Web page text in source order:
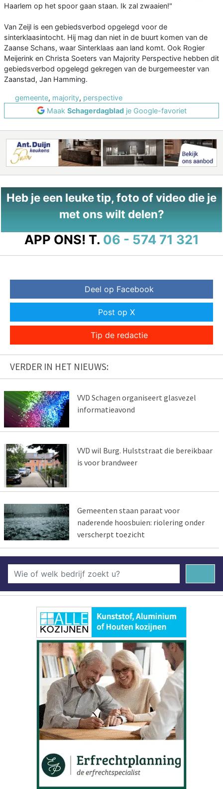
Haarlem op het spoor gaan staan. Ik zal zwaaien!"
Van Zeijl is een gebiedsverbod opgelegd voor de
sinterklaasintocht. Hij mag dan niet in de buurt komen van de
Zaanse Schans, waar Sinterklaas aan land komt. Ook Rogier
Meijerink en Christa Soeters van Majority Perspective hebben dit
gebiedsverbod opgelegd gekregen van de burgemeester van
Zaanstad, Jan Hamming.
gemeente, majority, perspective
Maak Schagerdagbladje Google-favoriet
Heb je een leuke tip, foto of video die je
met ons wilt delen?
APP ONS! T. 06 - 574 71 321
Deel op Facebook
Post op X
Tip de redactie
VERDER IN HET NIEUWS:
VVD Schagen organiseert glasvezel
informatieavond
VVD wil Burg. Hulststraat die bereikbaar
is voor brandweer
Gemeenten staan paraat voor
naderende hoosbuien: riolering onder
verscherpt toezicht